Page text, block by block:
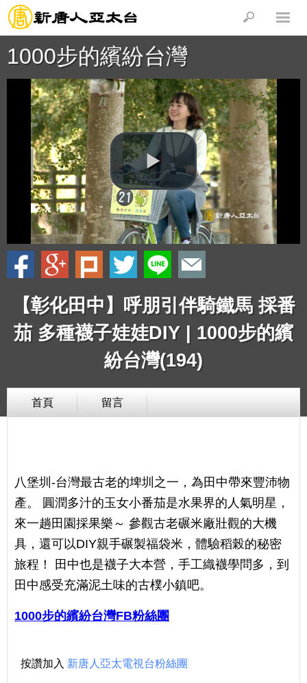
1000步的繽紛台灣
【彰化田中】呼朋引伴騎鐵馬 採番
茄 多種襪子娃娃DIY | 1000步的繽
紛台灣(194)
首頁 留言
八堡圳-台灣最古老的埤圳之一，為田中帶來豐沛物
產。 圓潤多汁的玉女小番茄是水果界的人氣明星，
來一趟田園採果樂～ 參觀古老碾米廠壯觀的大機
具，還可以DIY親手碾製福袋米，體驗稻榖的秘密
旅程！ 田中也是襪子大本營，手工織襪學問多，到
田中感受充滿泥土味的古樸小鎮吧。
1000步的繽紛台灣FB粉絲團
按讚加入 新唐人亞太電視台粉絲團